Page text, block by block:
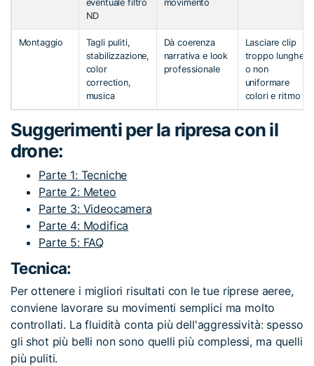
eventuale filtro
ND
movimento
Montaggio
Tagli puliti,
stabilizzazione,
color
correction,
musica
Dà coerenza
narrativa e look
professionale
Lasciare clip
troppo lunghe
o non
uniformare
colori e ritmo
Suggerimenti per la ripresa con il
drone:
Parte 1: Tecniche
Parte 2: Meteo
Parte 3: Videocamera
Parte 4: Modifica
Parte 5: FAQ
Tecnica:
Per ottenere i migliori risultati con le tue riprese aeree,
conviene lavorare su movimenti semplici ma molto
controllati. La fluidità conta più dell'aggressività: spesso
gli shot più belli non sono quelli più complessi, ma quelli
più puliti.